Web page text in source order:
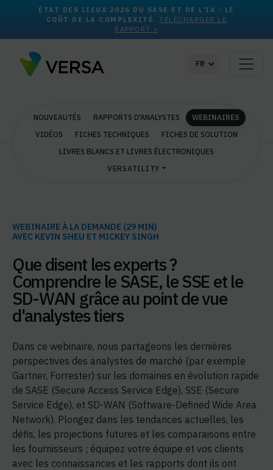
ÉTAT DES LIEUX 2026 DU SASE ET DE L'IA : LE
COÛT DE LA COMPLEXITÉ. TÉLÉCHARGER LE
RAPPORT >
FR
NOUVEAUTÉS RAPPORTS D'ANALYSTES
WEBINAIRES
VIDÉOS
FICHES TECHNIQUES
FICHES DE SOLUTION
LIVRES BLANCS ET LIVRES ÉLECTRONIQUES
VERSATILITY
WEBINAIRE À LA DEMANDE (29 MIN)
AVEC KEVIN SHEU ET MICKEY SINGH
Que disent les experts ?
Comprendre le SASE, le SSE et le
SD-WAN grâce au point de vue
d'analystes tiers
Dans ce webinaire, nous partageons les dernières
perspectives des analystes de marché (par exemple
Gartner, Forrester) sur les domaines en évolution rapide
de SASE (Secure Access Service Edge), SSE (Secure
Service Edge), et SD-WAN (Software-Defined Wide Area
Network). Plongez dans les tendances actuelles, les
défis, les projections futures et les comparaisons entre
les fournisseurs ; équipez votre équipe et vos clients
avec les connaissances et les rapports dont ils ont